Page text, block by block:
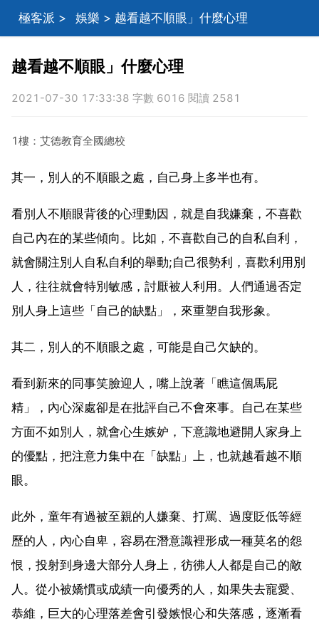
極客派 > 娛樂 > 越看越不順眼」什麼心理
越看越不順眼」什麼心理
2021-07-30 17:33:38 字數 6016 閱讀 2581
1樓：艾德教育全國總校
其一，別人的不順眼之處，自己身上多半也有。
看別人不順眼背後的心理動因，就是自我嫌棄，不喜歡
自己內在的某些傾向。比如，不喜歡自己的自私自利，
就會關注別人自私自利的舉動;自己很勢利，喜歡利用別
人，往往就會特別敏感，討厭被人利用。人們通過否定
別人身上這些「自己的缺點」，來重塑自我形象。
其二，別人的不順眼之處，可能是自己欠缺的。
看到新來的同事笑臉迎人，嘴上說著「瞧這個馬屁
精」，內心深處卻是在批評自己不會來事。自己在某些
方面不如別人，就會心生嫉妒，下意識地避開人家身上
的優點，把注意力集中在「缺點」上，也就越看越不順
眼。
此外，童年有過被至親的人嫌棄、打罵、過度貶低等經
歷的人，內心自卑，容易在潛意識裡形成一種莫名的怨
恨，投射到身邊大部分人身上，彷彿人人都是自己的敵
人。從小被嬌慣或成績一向優秀的人，如果失去寵愛、
恭維，巨大的心理落差會引發嫉恨心和失落感，逐漸看